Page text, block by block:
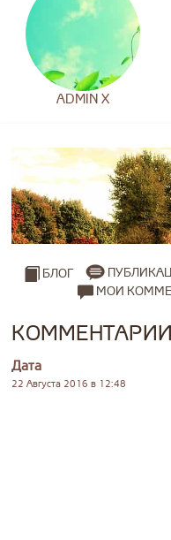
ADMIN X
БЛОГ
МОИ
КОММЕНТАРИИ
Дата
22 Августа 2016 в 12:48